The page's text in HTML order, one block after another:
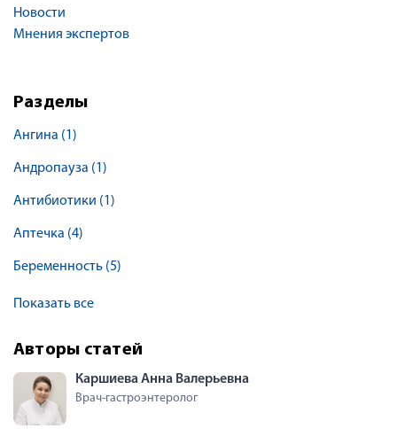
Новости
Мнения экспертов
Разделы
Ангина (1)
Андропауза (1)
Антибиотики (1)
Аптечка (4)
Беременность (5)
Показать все
Авторы статей
Каршиева Анна Валерьевна
Врач-гастроэнтеролог